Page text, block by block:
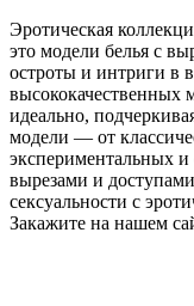
Эротическая
это модели белья с
остроты и интриги в
высококачественных
идеально,
модели — от
экспериментальных
вырезами и
сексуальности с
Закажите на нашем